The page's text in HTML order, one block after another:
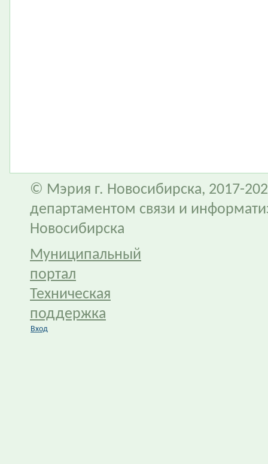
© Мэрия г. Новосибирска, 2017-
департаментом связи и
Новосибирска
Муниципальный
портал
Техническая
поддержка
Вход